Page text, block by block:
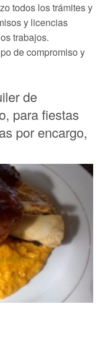
todos los trámites y
y licencias
trabajos.
de compromiso y
de
para fiestas
por encargo,